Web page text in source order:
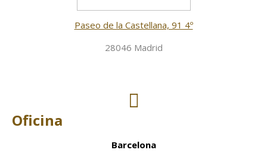
Paseo de la Castellana, 91 4º
28046 Madrid
Oficina
Barcelona